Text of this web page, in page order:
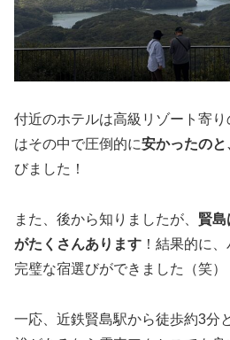
付近のホテルは高級リゾート寄
はその中で圧倒的に安かったの
びました！
また、後から知りましたが、 賢
がたくさんあります ！結果的に
完璧な宿選びができました（笑）
一応、近鉄賢島駅から徒歩約3分